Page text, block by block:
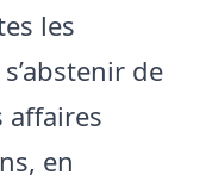
les
de
affaires
en